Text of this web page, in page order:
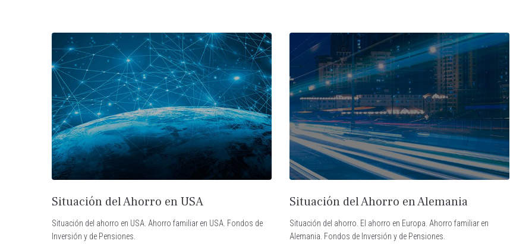
Situación del Ahorro en USA
Situación del ahorro en USA. Ahorro familiar en USA. Fondos de
Inversión y de Pensiones.
Situación del Ahorro en Alemania
Situación del ahorro. El ahorro en Europa. Ahorro familiar en
Alemania. Fondos de Inversión y de Pensiones.